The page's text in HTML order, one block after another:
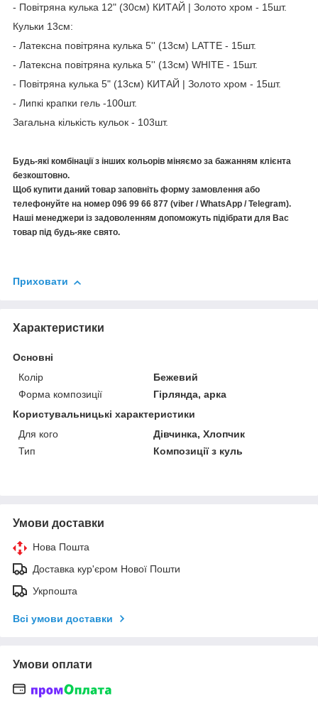
- Повітряна кулька 12" (30см) КИТАЙ | Золото хром - 15шт.
Кульки 13см:
- Латексна повітряна кулька 5'' (13см) LATTE - 15шт.
- Латексна повітряна кулька 5'' (13см) WHITE - 15шт.
- Повітряна кулька 5" (13см) КИТАЙ | Золото хром - 15шт.
- Липкі крапки гель -100шт.
Загальна кількість кульок - 103шт.
Будь-які комбінації з інших кольорів міняємо за бажанням клієнта
безкоштовно.
Щоб купити даний товар заповніть форму замовлення або
телефонуйте на номер 096 99 66 877 (viber / WhatsApp / Telegram).
Наші менеджери із задоволенням допоможуть підібрати для Вас
товар під будь-яке свято.
Приховати
Характеристики
Основні
Колір
Бежевий
Форма композиції
Гірлянда, арка
Користувальницькі характеристики
Для кого
Дівчинка, Хлопчик
Тип
Композиції з куль
Умови доставки
Нова Пошта
Доставка кур'єром Нової Пошти
Укрпошта
Всі умови доставки
Умови оплати